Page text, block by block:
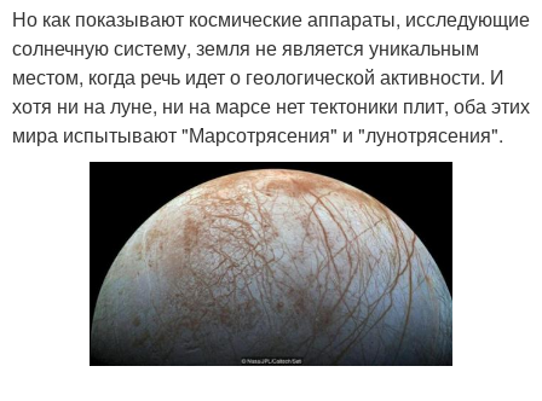
Но как показывают космические аппараты, исследующие
солнечную систему, земля не является уникальным
местом, когда речь идет о геологической активности. И
хотя ни на луне, ни на марсе нет тектоники плит, оба этих
мира испытывают "Марсотрясения" и "лунотрясения".